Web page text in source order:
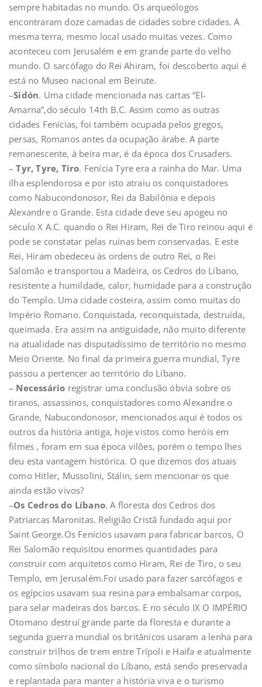
sempre habitadas no mundo. Os arqueólogos
encontraram doze camadas de cidades sobre cidades. A
mesma terra, mesmo local usado muitas vezes. Como
aconteceu com Jerusalém e em grande parte do velho
mundo. O sarcófago do Rei Ahiram, foi descoberto aqui é
está no Museo nacional em Beirute.
–Sidón. Uma cidade mencionada nas cartas “El-
Amarna”,do século 14th B.C. Assim como as outras
cidades Fenícias, foi também ocupada pelos gregos,
persas, Romanos antes da ocupação árabe. A parte
remanescente, à beira mar, é da época dos Crusaders.
–Tyr, Tyre, Tiro. Fenícia Tyre era a rainha do Mar. Uma
ilha esplendorosa e por isto atraiu os conquistadores
como Nabucondonosor, Rei da Babilônia e depois
Alexandre o Grande. Esta cidade deve seu apogeu no
século X A.C. quando o Rei Hiram, Rei de Tiro reinou aqui é
pode se constatar pelas ruínas bem conservadas. E este
Rei, Hiram obedeceu às ordens de outro Rei, o Rei
Salomão e transportou a Madeira, os Cedros do Líbano,
resistente a humildade, calor, humidade para a construção
do Templo. Uma cidade costeira, assim como muitas do
Império Romano. Conquistada, reconquistada, destruída,
queimada. Era assim na antiguidade, não muito diferente
na atualidade nas disputadíssimo de território no mesmo
Meio Oriente. No final da primeira guerra mundial, Tyre
passou a pertencer ao território do Líbano.
– Necessário registrar uma conclusão óbvia sobre os
tiranos, assassinos, conquistadores como Alexandre o
Grande, Nabucondonosor, mencionados aqui é todos os
outros da história antiga, hoje vistos como heróis em
filmes , foram em sua época vilões, porém o tempo lhes
deu esta vantagem histórica. O que dizemos dos atuais
como Hitler, Mussolini, Stálin, sem mencionar os que
ainda estão vivos?
–Os Cedros do Líbano. A floresta dos Cedros dos
Patriarcas Maronitas. Religião Cristã fundado aqui por
Saint George.Os Fenícios usavam para fabricar barcos, O
Rei Salomão requisitou enormes quantidades para
construir com arquitetos como Hiram, Rei de Tiro, o seu
Templo, em Jerusalém.Foi usado para fazer sarcófagos e
os egípcios usavam sua resina para embalsamar corpos,
para selar madeiras dos barcos. E no século IX O IMPÉRIO
Otomano destruí grande parte da floresta e durante a
segunda guerra mundial os britânicos usaram a lenha para
construir trilhos de trem entre Trípoli e Haifa e atualmente
como símbolo nacional do Líbano, está sendo preservada
e replantada para manter a história viva e o turismo